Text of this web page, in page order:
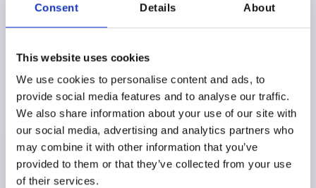
Consent Details About
This website uses cookies
We use cookies to personalise content and ads, to
provide social media features and to analyse our traffic.
We also share information about your use of our site with
our social media, advertising and analytics partners who
may combine it with other information that you’ve
provided to them or that they’ve collected from your use
of their services.
EMPUÑADURA CURVA OVALADO, PERFORACIÓN
EXTERIOR, A=128, L=141, D=5,5, ALUMINIO NEGRO
RECUBIERTO EN POLVO
COLOR DEL CUERPO DE BASE=NEGRO
DISTANCIA ENTRE LAS PERFORAC=128
PERFORACIÓN DE FIJACIÓN=5,5